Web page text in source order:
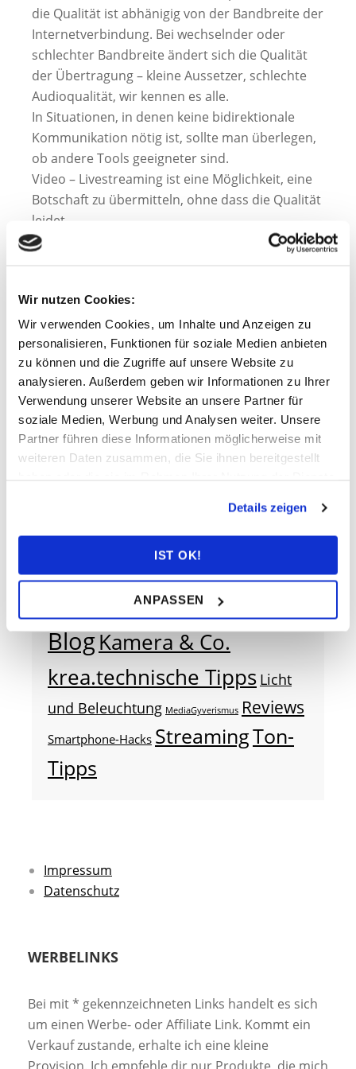
Wir nutzen Cookies:
Wir verwenden Cookies, um Inhalte und Anzeigen zu
personalisieren, Funktionen für soziale Medien anbieten
zu können und die Zugriffe auf unsere Website zu
analysieren. Außerdem geben wir Informationen zu Ihrer
Verwendung unserer Website an unsere Partner für
soziale Medien, Werbung und Analysen weiter. Unsere
Partner führen diese Informationen möglicherweise mit
weiteren Daten zusammen, die Sie ihnen bereitgestellt
Details zeigen
IST OK!
ANPASSEN
die Qualität ist abhänigig von der Bandbreite der
Internetverbindung. Bei wechselnder oder
schlechter Bandbreite ändert sich die Qualität
der Übertragung – kleine Aussetzer, schlechte
Audioqualität, wir kennen es alle.
In Situationen, in denen keine bidirektionale
Kommunikation nötig ist, sollte man überlegen,
ob andere Tools geeigneter sind.
Video – Livestreaming ist eine Möglichkeit, eine
Botschaft zu übermitteln, ohne dass die Qualität
leidet.
Wie bei allem im Leben ist es natürlich auch
Anfang auch einen einfachen Weg mit
kostenfreier Software. Wie das genau geht, dazu
habe ich mal ein Video gemacht – das gibt es auf
meinem YouTube-Kanal:
https://www.youtube.com/@mediagyver
Veröffentlicht inBlog,Streaming
Verschlagwortet mit
Streaming,Videokonferenz,YouTube
Sony’s Alpha a6400 – die
cloudy categories
BlogKamera & Co.
krea.technische Tipps Licht
und Beleuchtung MediaGyverismus Reviews
Smartphone-Hacks StreamingTon-
Tipps
Impressum
Datenschutz
WERBELINKS
Bei mit * gekennzeichneten Links handelt es sich
um einen Werbe- oder Affiliate Link. Kommt ein
Verkauf zustande, erhalte ich eine kleine